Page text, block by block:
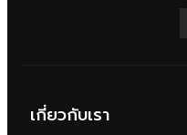
เกี่ยวกับเรา